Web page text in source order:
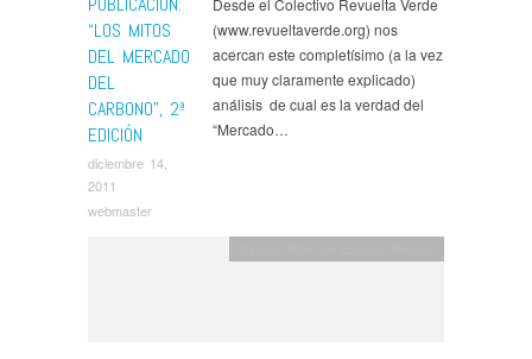
“LOS MITOS
DEL MERCADO
DEL
CARBONO”, 2ª
EDICIÓN
diciembre 14,
2011
webmaster
Desde el Colectivo Revuelta Verde
(www.revueltaverde.org) nos
acercan este completísimo (a la vez
que muy claramente explicado)
análisis de cual es la verdad del
“Mercado…